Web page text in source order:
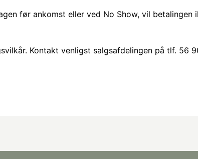
før ankomst eller ved No Show, vil betalingen
Kontakt venligst salgsafdelingen på tlf. 56